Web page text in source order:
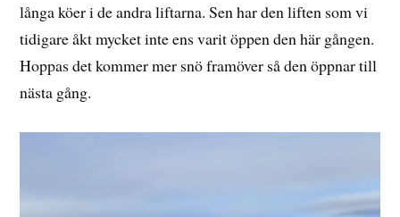
långa köer i de andra liftarna. Sen har den liften som vi
tidigare åkt mycket inte ens varit öppen den här gången.
Hoppas det kommer mer snö framöver så den öppnar till
nästa gång.